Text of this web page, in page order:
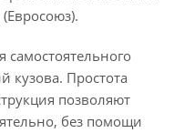
самостоятельного
кузова. Простота
позволяют
без помощи